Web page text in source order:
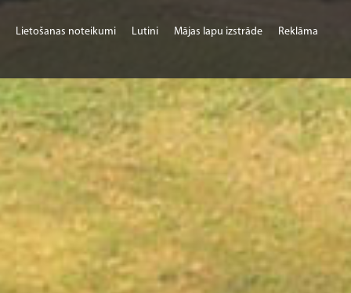
Lietošanas noteikumi Lutini Mājas lapu izstrāde Reklāma